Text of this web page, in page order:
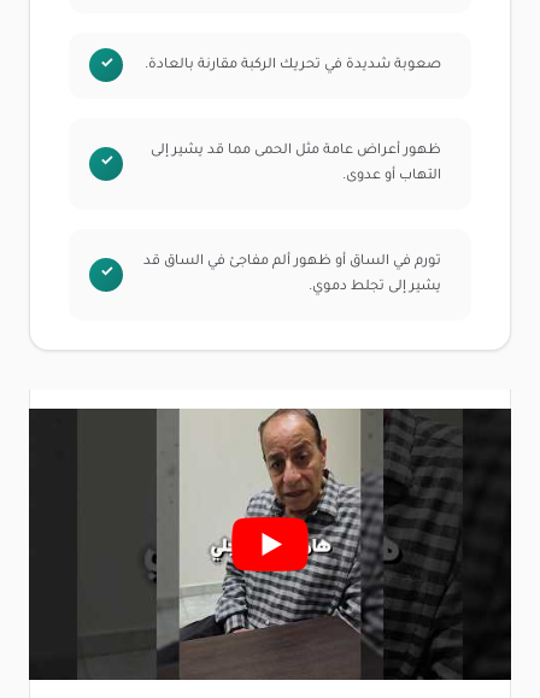
صعوبة شديدة في تحريك الركبة مقارنة بالعادة.
ظهور أعراض عامة مثل الحمى مما قد يشير إلى
التهاب أو عدوى.
تورم في الساق أو ظهور ألم مفاجئ في الساق قد
يشير إلى تجلط دموي.